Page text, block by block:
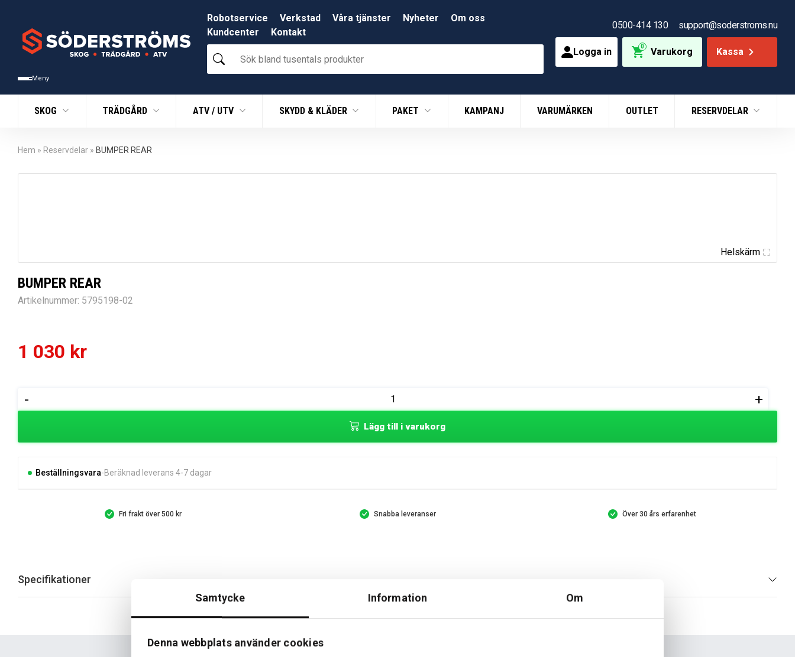
Samtycke Information Om
Denna webbplats använder cookies
Meny
Robotservice Verkstad Våra tjänster Nyheter
Om oss
Kundcenter
Kontakt
Sök
bland
produkter
0500-414 130 support@soderstroms.nu
Logga in 0 Varukorg Kassa
SKOG TRÄDGÅRD ATV / UTV SKYDD & KLÄDER PAKET KAMPANJ VARUMÄRKEN OUTLET RESERVDELAR
Hem » Reservdelar » BUMPER REAR
Helskärm
BUMPER REAR
Artikelnummer: 5795198-02
1 030 kr
-
REAR
+
Lägg till i varukorg
Beställningsvara Beräknad leverans 4-7 dagar
Fri frakt över 500 kr Snabba leveranser Över 30 års erfarenhet
Specifikationer